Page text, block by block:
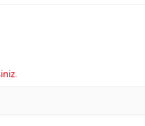
.